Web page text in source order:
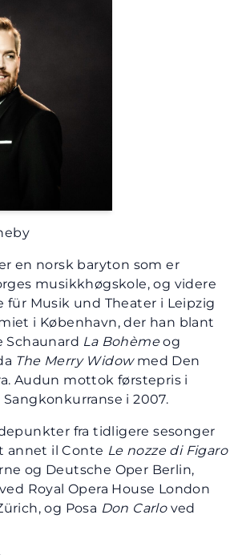
en norsk baryton som er
musikkhøgskole, og videre
für Musik und Theater i Leipzig
i København, der han blant
Schaunard La Bohèmeog
The Merry Widowmed Den
Audun mottok førstepris i
i 2007.
fra tidligere sesonger
annet il Conte Le nozze di Figaro
og Deutsche Oper Berlin,
Royal Opera House London
og Posa Don Carloved